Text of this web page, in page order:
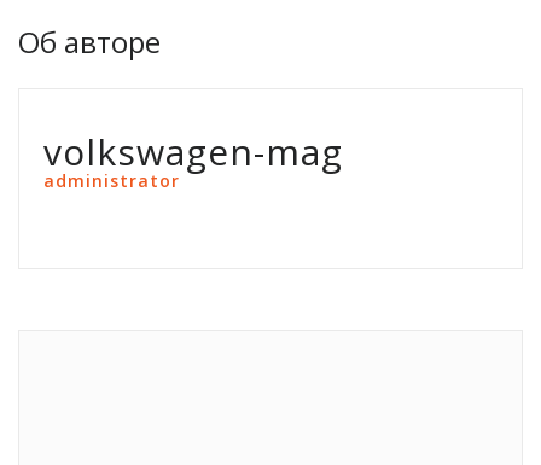
Об авторе
volkswagen-mag
administrator